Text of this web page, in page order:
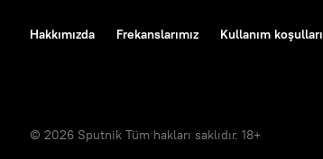
Hakkımızda Frekanslarımız Kullanım koşulları
© 2026 Sputnik Tüm hakları saklıdır. 18+